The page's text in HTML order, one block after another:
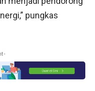
pungkas
-